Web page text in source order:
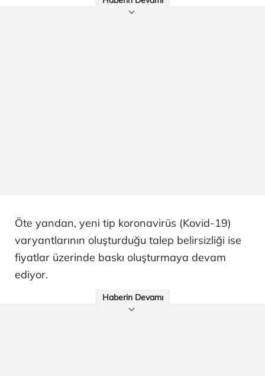
Öte yandan, yeni tip koronavirüs (Kovid-19)
varyantlarının oluşturduğu talep belirsizliği ise
fiyatlar üzerinde baskı oluşturmaya devam
ediyor.
Haberin Devamı